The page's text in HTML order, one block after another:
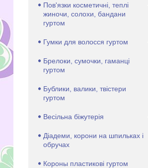
Пов'язки косметичні, теплі
жиночи, солохи, бандани
гуртом
Гумки для волосся гуртом
Брелоки, сумочки, гаманці
гуртом
Бублики, валики, твістери
гуртом
Весільна біжутерія
Діадеми, корони на шпильках і
обручах
Короны пластикові гуртом